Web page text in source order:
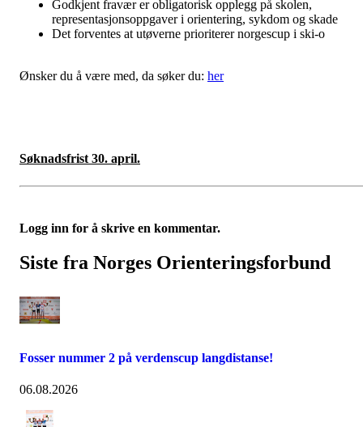
Godkjent fravær er obligatorisk opplegg på skolen,
representasjonsoppgaver i orientering, sykdom og skade
Det forventes at utøverne prioriterer norgescup i ski-o
Ønsker du å være med, da søker du: her
Søknadsfrist 30. april.
Logg inn for å skrive en kommentar.
Siste fra Norges Orienteringsforbund
Fosser nummer 2 på verdenscup langdistanse!
06.08.2026